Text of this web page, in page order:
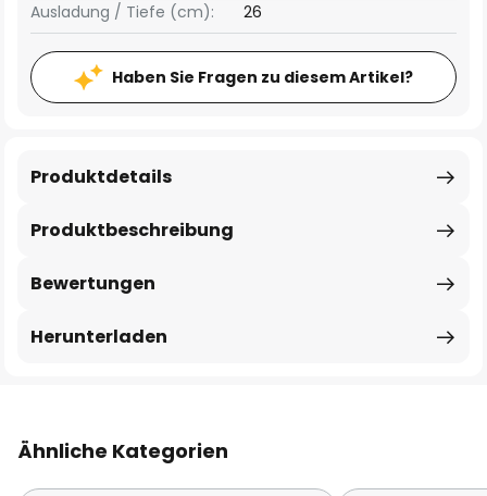
Ausladung / Tiefe (cm): 26
Haben Sie Fragen zu diesem Artikel?
Produktbeschreibung
Produktdetails
Bewertungen
Herunterladen
Ähnliche Kategorien